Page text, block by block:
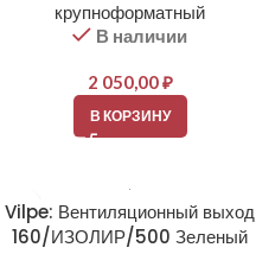
крупноформатный
В наличии
2 050,00₽
В КОРЗИНУ
Vilpe: Вентиляционный выход
160/ИЗОЛИР/500 Зеленый